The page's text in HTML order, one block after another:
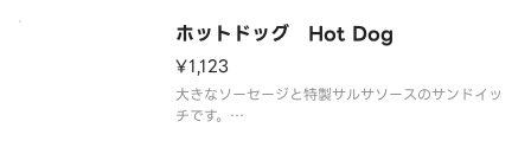
ホットドッグ Hot Dog
¥1,123
大きなソーセージと特製サルサソースのサンドイッ
チです。